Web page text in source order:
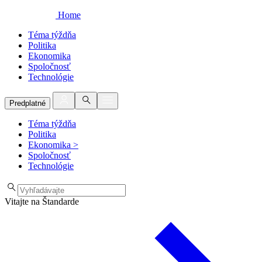
Home
Téma týždňa
Politika
Ekonomika
Spoločnosť
Technológie
Predplatné
Téma týždňa
Politika
Ekonomika >
Spoločnosť
Technológie
Vitajte na Štandarde